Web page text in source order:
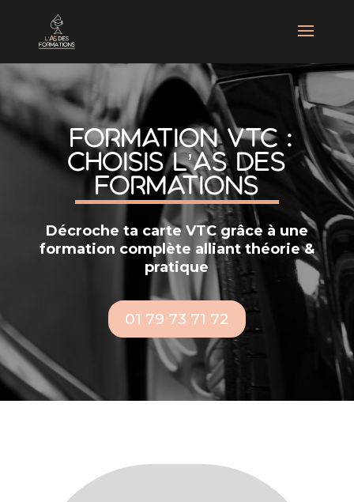
Formation VTC :
Choisis L’As des
Formations
Décroche ta carte VTC grâce à une
formation complète alliant théorie &
pratique
01 79 73 71 72